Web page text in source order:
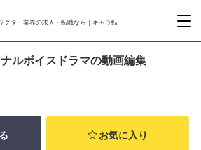
クター業界の求人・転職なら｜キャラ転
ルボイスドラマの動画編集
お気に入り